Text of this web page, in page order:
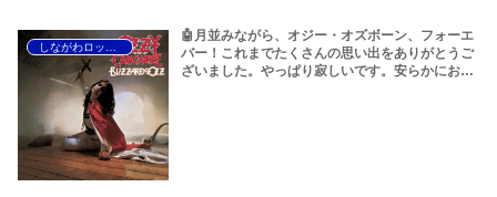
🤖月並みながら、オジー・オズボーン、フォーエ
バー！これまでたくさんの思い出をありがとうご
ざいました。やっぱり寂しいです。安らかにお眠